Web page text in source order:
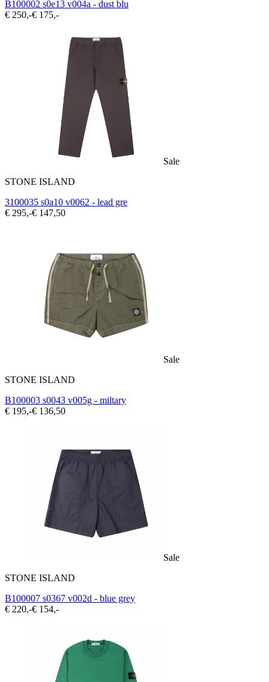
B100002 s0e13 v004a - dust blu
€ 250,-€ 175,-
Sale
STONE ISLAND
3100035 s0a10 v0062 - lead gre
€ 295,-€ 147,50
Sale
STONE ISLAND
B100003 s0043 v005g - miltary
€ 195,-€ 136,50
Sale
STONE ISLAND
B100007 s0367 v002d - blue grey
€ 220,-€ 154,-